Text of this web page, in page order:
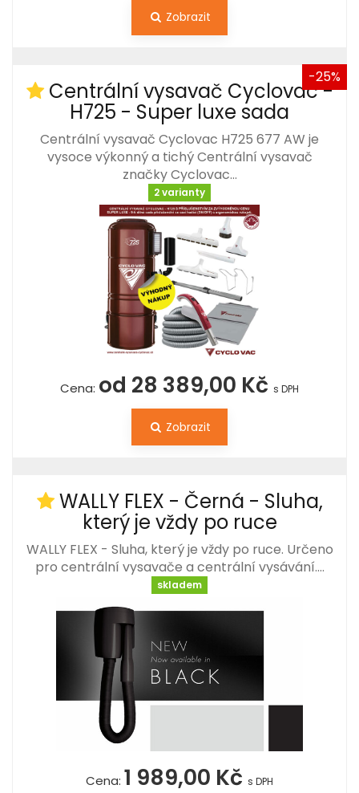
Zobrazit
-25%
Centrální vysavač Cyclovac -
H725 - Super luxe sada
Centrální vysavač Cyclovac H725 677 AW je
vysoce výkonný a tichý Centrální vysavač
značky Cyclovac…
2 varianty
Cena: od 28 389,00 Kč s DPH
Zobrazit
WALLY FLEX - Černá - Sluha,
který je vždy po ruce
WALLY FLEX - Sluha, který je vždy po ruce. Určeno
pro centrální vysavače a centrální vysávání.…
skladem
Cena: 1 989,00 Kč s DPH